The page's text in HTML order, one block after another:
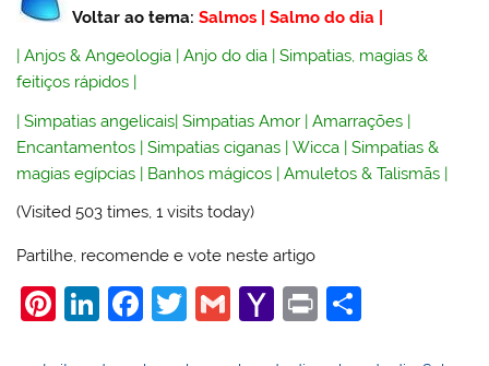
Voltar ao tema:Salmos |Salmo do dia
|Anjos & Angeologia |Anjo do dia |Simpatias, magias &
feitiços rápidos
|Simpatias angelicais|Simpatias Amor |Amarrações |
Encantamentos |Simpatias ciganas |Wicca |Simpatias &
magias egípcias | Banhos mágicos |Amuletos & Talismãs |
(Visited 503 times, 1 visits today)
Partilhe, recomende e vote neste artigo
Pi Li F
T
G
Y
Pr